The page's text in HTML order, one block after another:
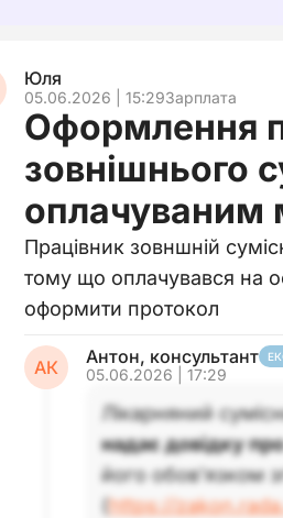
Юля
05.06.2026 | 15:29Зарплата
Оформлення
зовнішнього
оплачуваним
Працівник зовншній
тому що оплачувався на
оформити протокол
АК Антон, консультант
05.06.2026 | 17:29
Лікарняний
надає довідку
його обов’язком
(https://